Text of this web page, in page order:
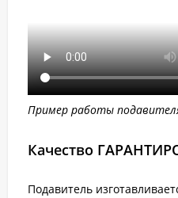
Пример работы
Качество
Подавитель